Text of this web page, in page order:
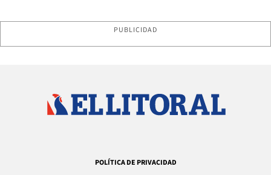
PUBLICIDAD
POLÍTICA DE PRIVACIDAD